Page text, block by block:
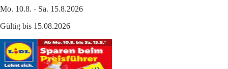
Mo. 10.8. - Sa. 15.8.2026
Gültig bis 15.08.2026